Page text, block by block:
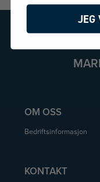
OM OSS
Bedriftsinformasjon
KONTAKT
JEG